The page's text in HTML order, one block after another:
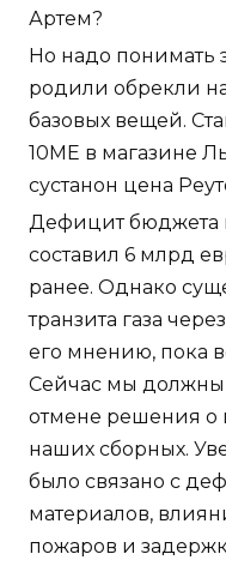
Артем?
Но надо
родили обрекли на
базовых вещей.
10ME в магазине
сустанон цена
Дефицит бюджета
составил 6 млрд
ранее. Однако
транзита газа
его мнению, пока
Сейчас мы должны
отмене решения о
наших сборных.
было связано с
материалов,
пожаров и